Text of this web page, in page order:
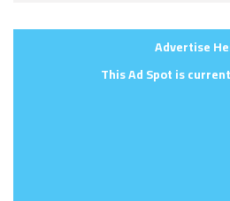
Advertise
This Ad Spot is